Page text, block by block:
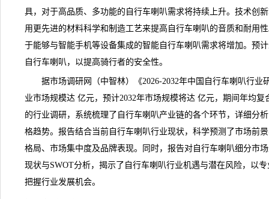
具，对于高品质、多功能的自行车喇叭需求将持续上升。技术创
用更先进的材料科学和制造工艺来提高自行车喇叭的音质和耐用
于能够与智能手机等设备集成的智能自行车喇叭需求将增加。预
自行车喇叭，以提高骑行者的安全性。
据市场调研网（中智林）《2026-2032年中国自行车喇叭行业
业市场规模达 亿元，预计2032年市场规模将达 亿元，期间年均
的行业调研，系统梳理了自行车喇叭产业链的各个环节，详细分
格趋势。报告结合当前自行车喇叭行业现状，科学预测了市场前景
格局、市场集中度及品牌表现。同时，报告对自行车喇叭细分市
现状与SWOT分析，揭示了自行车喇叭行业机遇与潜在风险，以
把握行业发展机会。